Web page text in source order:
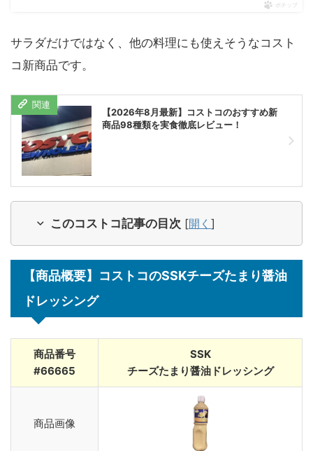
ポチップ
サラダだけではなく、他の料理にも使えそうなコスト
コ新商品です。
【2026年8月最新】コストコのおすすめ新
商品98種類を実食徹底レビュー！
このコストコ記事の目次 [開く ]
【商品概要】コストコのSSKチーズたまり醤油
ドレッシング
商品番号
#66665
SSK
チーズたまり醤油ドレッシング
商品画像